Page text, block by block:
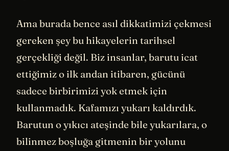
Ama burada bence asıl dikkatimizi çekmesi
gereken şey bu hikayelerin tarihsel
gerçekliği değil. Biz insanlar, barutu icat
ettiğimiz o ilk andan itibaren, gücünü
sadece birbirimizi yok etmek için
kullanmadık. Kafamızı yukarı kaldırdık.
Barutun o yıkıcı ateşinde bile yukarılara, o
bilinmez boşluğa gitmenin bir yolunu